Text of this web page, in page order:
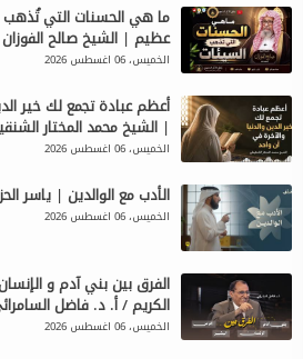
ما هي الحسنات التي تُذهب
عظيم | الشيخ صالح الفوزان
الخميس، 06 اغسطس 2026
أعظم عبادة تجمع لك خير
| الشيخ محمد المختار
الخميس، 06 اغسطس 2026
الأدب مع الوالدين | ياسر
الخميس، 06 اغسطس 2026
الفرق بين بني آدم و
الكريم / أ. د. فاضل
الخميس، 06 اغسطس 2026